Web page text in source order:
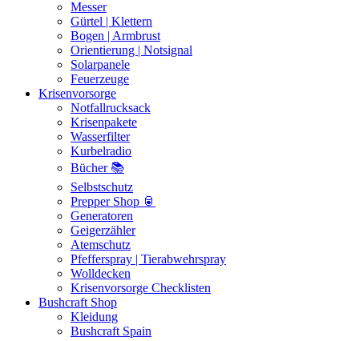
Messer
Gürtel | Klettern
Bogen | Armbrust
Orientierung | Notsignal
Solarpanele
Feuerzeuge
Krisenvorsorge
Notfallrucksack
Krisenpakete
Wasserfilter
Kurbelradio
Bücher 📚
Selbstschutz
Prepper Shop 🥫
Generatoren
Geigerzähler
Atemschutz
Pfefferspray | Tierabwehrspray
Wolldecken
Krisenvorsorge Checklisten
Bushcraft Shop
Kleidung
Bushcraft Spain